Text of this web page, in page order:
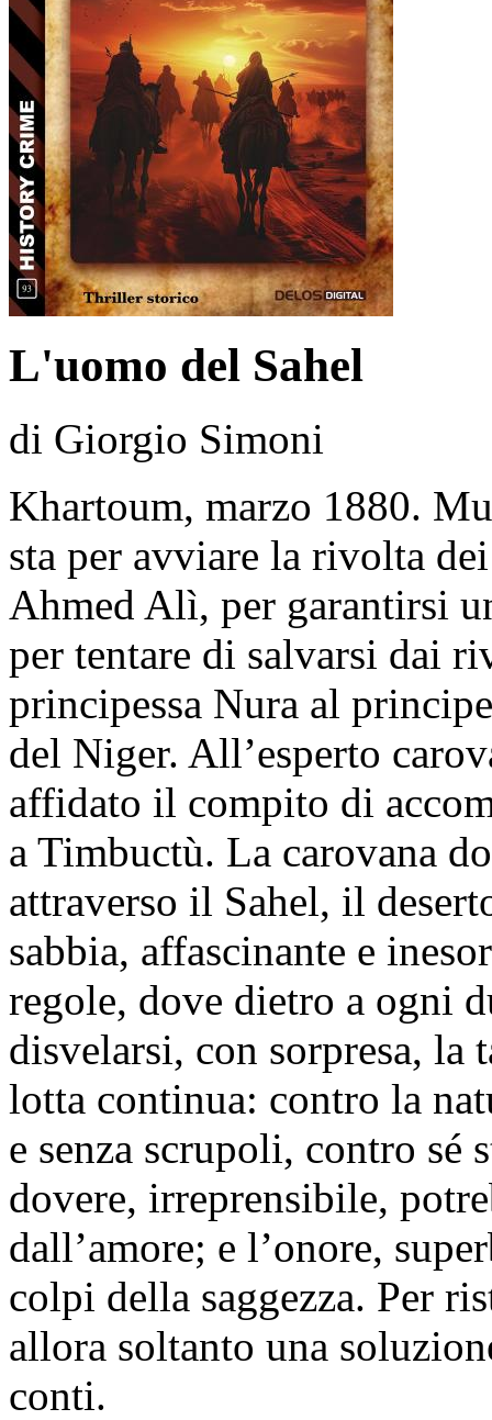
L'uomo del Sahel
di Giorgio Simoni
Khartoum, marzo 1880.
sta per avviare la rivolta
Ahmed Alì, per garantirsi
per tentare di salvarsi dai
principessa Nura al
del Niger. All’esperto
affidato il compito di
a Timbuctù. La carovana
attraverso il Sahel, il
sabbia, affascinante e
regole, dove dietro a ogni
disvelarsi, con sorpresa, la
lotta continua: contro la
e senza scrupoli, contro
dovere, irreprensibile,
dall’amore; e l’onore,
colpi della saggezza. Per
allora soltanto una
conti.